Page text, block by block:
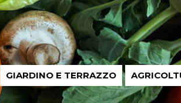
GIARDINO E TERRAZZO